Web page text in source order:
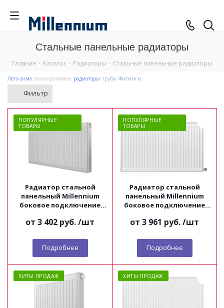
Стальные панельные радиаторы
Главная - Каталог - Радиаторы - Стальные панельные радиаторы
Лето-зима полипропилен радиаторы трубы Фитинги
Фильтр
ПОПУЛЯРНЫЕ
ТОВАРЫ
Радиатор стальной
панельный Millennium
боковое подключение
от 3 402 руб./шт
Подробнее
ПОПУЛЯРНЫЕ
ТОВАРЫ
Радиатор стальной
панельный Millennium
боковое подключение
от 3 961 руб./шт
Подробнее
ХИТЫ ПРОДАЖ ХИТЫ ПРОДАЖ